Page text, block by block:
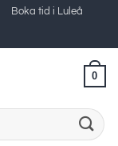
Boka tid i Luleå
0